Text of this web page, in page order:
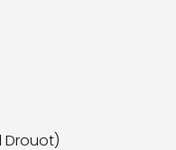
Drouot)